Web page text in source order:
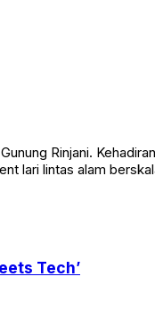
Rinjani.
lari lintas alam
Tech’